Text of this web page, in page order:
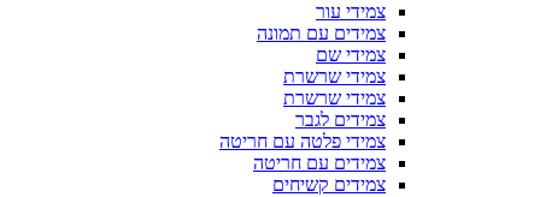
צמידי עור
צמידים עם תמונה
צמידי שם
צמידי שרשרת
צמידי שרשרת
צמידים לגבר
צמידי פלטה עם חריטה
צמידים עם חריטה
צמידים קשיחים